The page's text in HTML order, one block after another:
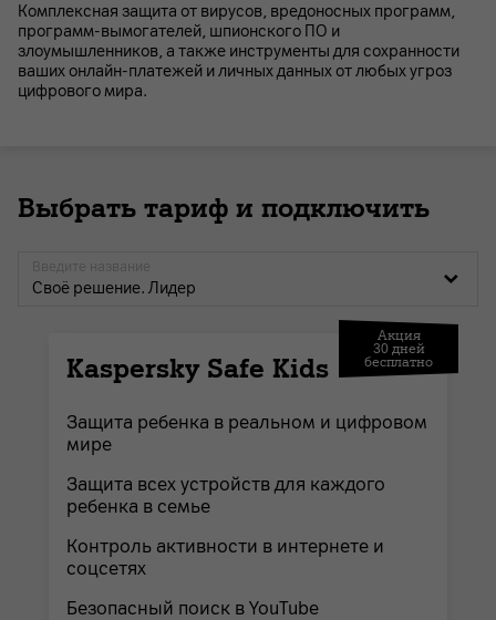
Комплексная защита от вирусов, вредоносных программ,
программ-вымогателей, шпионского ПО и
злоумышленников, а также инструменты для сохранности
ваших онлайн-платежей и личных данных от любых угроз
цифрового мира.
Выбрать тариф и подключить
Своё решение. Лидер
Акция
30 дней
бесплатно
Kaspersky Safe Kids
Защита ребенка в реальном и цифровом
мире
Защита всех устройств для каждого
ребенка в семье
Контроль активности в интернете и
соцсетях
Безопасный поиск в YouTube